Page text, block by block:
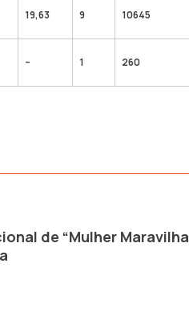
19,63 9 10645
– 1 260
de “Mulher Maravilha